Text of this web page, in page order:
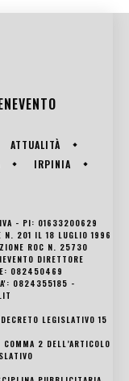
ATTUALITÀ
IRPINIA
- PI: 01633200629
N. 201 IL 18 LUGLIO 1996
ROC N. 25730
DIRETTORE
082450469
0824355185 -
LEGISLATIVO 15
2 DELL’ARTICOLO